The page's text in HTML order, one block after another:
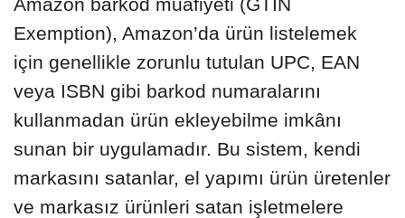
Exemption), Amazon’da ürün listelemek
için genellikle zorunlu tutulan UPC, EAN
veya ISBN gibi barkod numaralarını
kullanmadan ürün ekleyebilme imkânı
sunan bir uygulamadır. Bu sistem, kendi
markasını satanlar, el yapımı ürün üretenler
ve markasız ürünleri satan işletmelere